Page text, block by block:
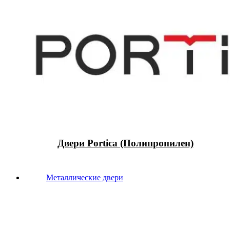
Двери Portica (Полипропилен)
Металлические двери